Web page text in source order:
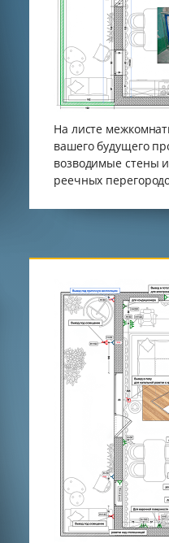
На листе
вашего будущего
возводимые стены
реечных